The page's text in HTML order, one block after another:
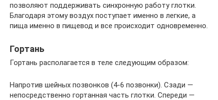
позволяют поддерживать синхронную работу глотки.
Благодаря этому воздух поступает именно в легкие, а
пища именно в пищевод и все происходит одновременно.
Гортань
Гортань располагается в теле следующим образом:
Напротив шейных позвонков (4-6 позвонки). Сзади —
непосредственно гортанная часть глотки. Спереди —